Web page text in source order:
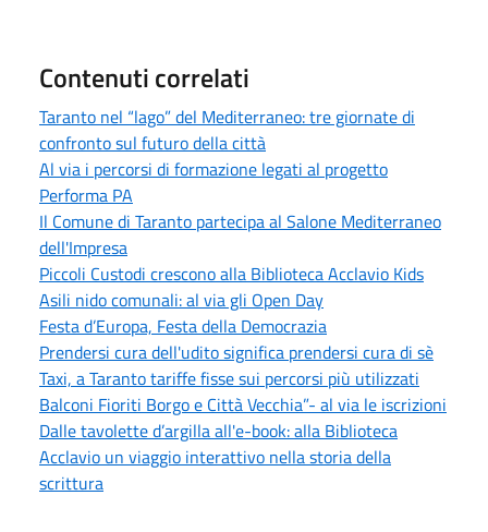
Contenuti correlati
Taranto nel “lago” del Mediterraneo: tre giornate di
confronto sul futuro della città
Al via i percorsi di formazione legati al progetto
Performa PA
Il Comune di Taranto partecipa al Salone Mediterraneo
dell'Impresa
Piccoli Custodi crescono alla Biblioteca Acclavio Kids
Asili nido comunali: al via gli Open Day
Festa d’Europa, Festa della Democrazia
Prendersi cura dell'udito significa prendersi cura di sè
Taxi, a Taranto tariffe fisse sui percorsi più utilizzati
Balconi Fioriti Borgo e Città Vecchia”- al via le iscrizioni
Dalle tavolette d’argilla all'e-book: alla Biblioteca
Acclavio un viaggio interattivo nella storia della
scrittura